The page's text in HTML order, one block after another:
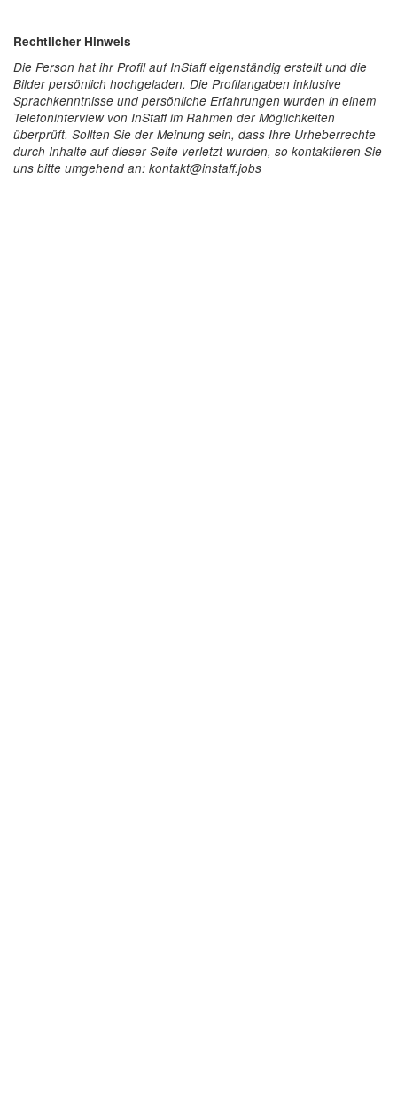
Rechtlicher Hinweis
Die Person hat ihr Profil auf InStaff eigenständig erstellt und die
Bilder persönlich hochgeladen. Die Profilangaben inklusive
Sprachkenntnisse und persönliche Erfahrungen wurden in einem
Telefoninterview von InStaff im Rahmen der Möglichkeiten
überprüft. Sollten Sie der Meinung sein, dass Ihre Urheberrechte
durch Inhalte auf dieser Seite verletzt wurden, so kontaktieren Sie
uns bitte umgehend an: kontakt@instaff.jobs